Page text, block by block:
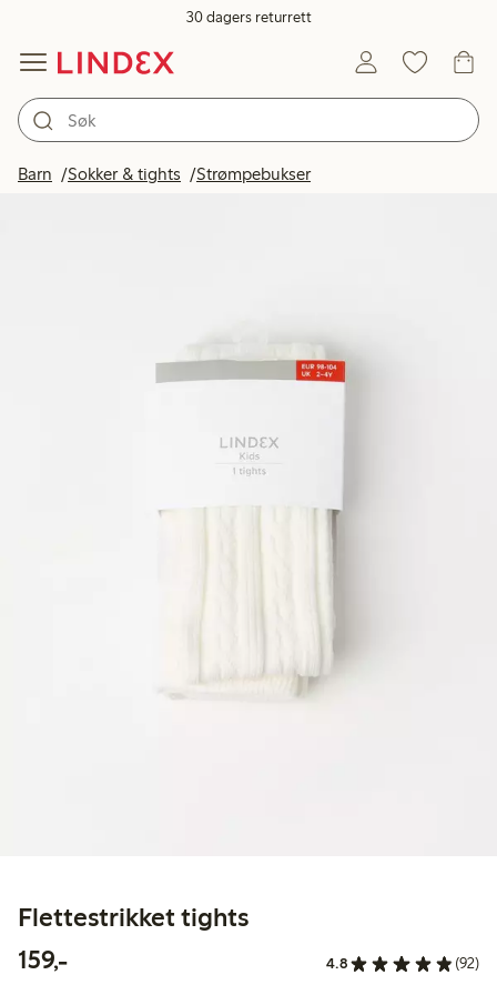
30 dagers returrett
Barn Sokker & tights Strømpebukser
Flettestrikket tights
159,-159,00 kr 4.8 (92)